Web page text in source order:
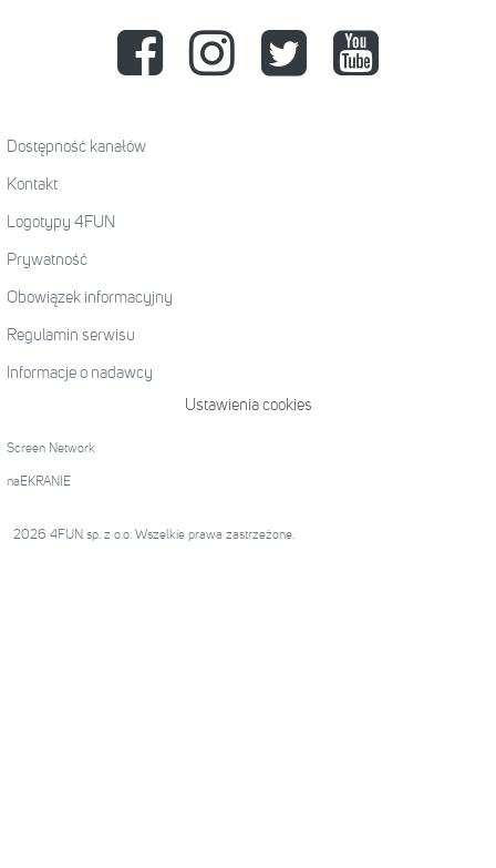
Dostępność kanałów
Kontakt
Logotypy 4FUN
Prywatność
Obowiązek informacyjny
Regulamin serwisu
Informacje o nadawcy
Ustawienia cookies
Screen Network
naEKRANIE
2026 4FUN sp. z o.o. Wszelkie prawa zastrzeżone.